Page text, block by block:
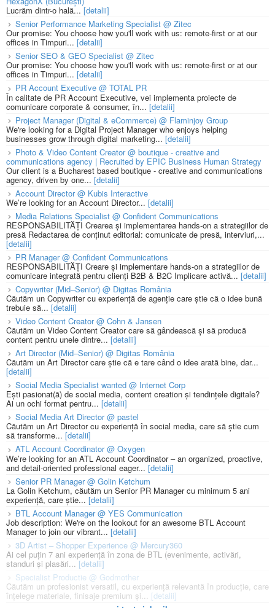
Lucrăm dintr-o hală... [detalii]
Senior Performance Marketing Specialist @ Zitec
Our promise: You choose how you'll work with us: remote-first or at our
offices in Timpuri... [detalii]
Senior SEO & GEO Specialist @ Zitec
Our promise: You choose how you'll work with us: remote-first or at our
offices in Timpuri... [detalii]
PR Account Executive @ TOTAL PR
În calitate de PR Account Executive, vei implementa proiecte de
comunicare corporate & consumer, în... [detalii]
Project Manager (Digital & eCommerce) @ Flaminjoy Group
We're looking for a Digital Project Manager who enjoys helping
businesses grow through digital marketing... [detalii]
Photo & Video Content Creator @ boutique - creative and
communications agency | Recruited by EPIC Business Human Strategy
Our client is a Bucharest based boutique - creative and communications
agency, driven by one... [detalii]
Account Director @ Kubis Interactive
We’re looking for an Account Director... [detalii]
Media Relations Specialist @ Confident Communications
RESPONSABILITĂȚI Crearea și implementarea hands-on a strategiilor de
presă Redactarea de conținut editorial: comunicate de presă, interviuri,...
[detalii]
PR Manager @ Confident Communications
RESPONSABILITĂȚI Creare și implementare hands-on a strategiilor de
comunicare integrată pentru clienți B2B & B2C Implicare activă... [detalii]
Copywriter (Mid–Senior) @ Digitas România
Căutăm un Copywriter cu experiență de agenție care știe că o idee bună
trebuie să... [detalii]
Video Content Creator @ Cohn & Jansen
Căutăm un Video Content Creator care să gândească și să producă
content pentru unele dintre... [detalii]
Art Director (Mid–Senior) @ Digitas România
Căutăm un Art Director care știe că e tare când o idee arată bine, dar...
[detalii]
Social Media Specialist wanted @ Internet Corp
Ești pasionat(ă) de social media, content creation și tendințele digitale?
Ai un ochi format pentru... [detalii]
Social Media Art Director @ pastel
Căutăm un Art Director cu experiență în social media, care să știe cum
să transforme... [detalii]
ATL Account Coordinator @ Oxygen
We’re looking for an ATL Account Coordinator – an organized, proactive,
and detail-oriented professional eager... [detalii]
Senior PR Manager @ Golin Ketchum
La Golin Ketchum, căutăm un Senior PR Manager cu minimum 5 ani
experiență, care știe... [detalii]
BTL Account Manager @ YES Communication
Job description: We're on the lookout for an awesome BTL Account
Manager to join our vibrant... [detalii]
3D Artist – Shopper Experience @ Mercury360
Ai cel puțin 7 ani experiență în zona de BTL (evenimente, activări,
standuri și plasări...[detalii]
Specialist Productie @ Godmother
Căutăm un profesionist versatil, cu experiență relevantă în producție, care
înțelege materiale, finisaje premium și... [detalii]